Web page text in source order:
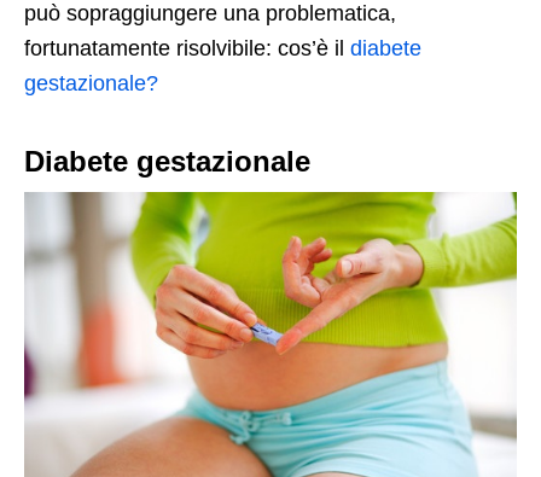
può sopraggiungere una problematica,
fortunatamente risolvibile: cos’è il diabete
gestazionale?
Diabete gestazionale